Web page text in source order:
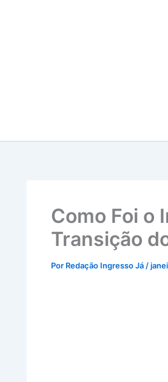
Como Foi o
Transição
Por Redação Ingresso Já /